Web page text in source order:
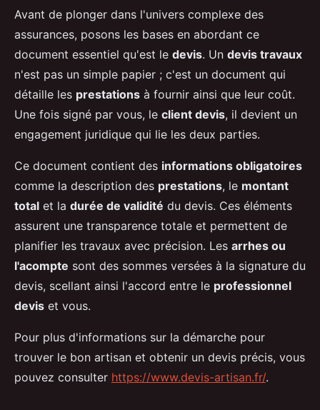
Avant de plonger dans l'univers complexe des
assurances, posons les bases en abordant ce
document essentiel qu'est le devis. Un devis travaux
n'est pas un simple papier ; c'est un document qui
détaille les prestations à fournir ainsi que leur coût.
Une fois signé par vous, le client devis, il devient un
engagement juridique qui lie les deux parties.
Ce document contient des informations obligatoires
comme la description des prestations, le montant
total et la durée de validité du devis. Ces éléments
assurent une transparence totale et permettent de
planifier les travaux avec précision. Les arrhes ou
l'acompte sont des sommes versées à la signature du
devis, scellant ainsi l'accord entre le professionnel
devis et vous.
Pour plus d'informations sur la démarche pour
trouver le bon artisan et obtenir un devis précis, vous
pouvez consulter https://www.devis-artisan.fr/.